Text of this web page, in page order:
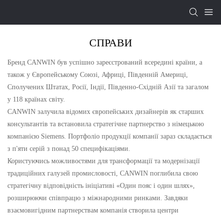
СПРАВИ
Бренд CANWIN був успішно зареєстрований всередині країни, а
також у Європейському Союзі, Африці, Південній Америці,
Сполучених Штатах, Росії, Індії, Південно-Східній Азії та загалом
у 118 країнах світу.
CANWIN залучила відомих європейських дизайнерів як старших
консультантів та встановила стратегічне партнерство з німецькою
компанією Siemens. Портфоліо продукції компанії зараз складається
з п'яти серій з понад 50 специфікаціями.
Користуючись можливостями для трансформації та модернізації
традиційних галузей промисловості, CANWIN поглибила свою
стратегічну відповідність ініціативі «Один пояс і один шлях»,
розширюючи співпрацю з міжнародними ринками. Завдяки
взаємовигідним партнерствам компанія створила центри